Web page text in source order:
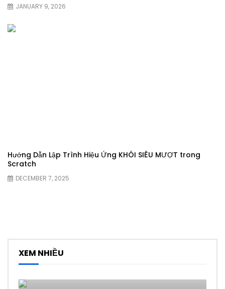
JANUARY 9, 2026
Hướng Dẫn Lập Trình Hiệu Ứng KHÓI SIÊU MƯỢT trong
Scratch
DECEMBER 7, 2025
XEM NHIỀU